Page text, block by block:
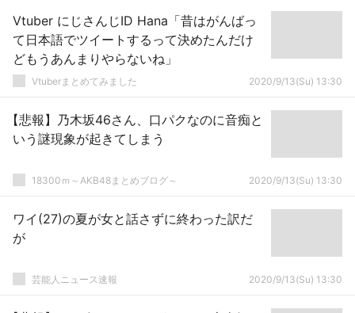
Vtuber にじさんじID Hana「昔はがんばっ
て日本語でツイートするって決めたんだけ
どもうあんまりやらないね」
Vtuberまとめてみました 2020/9/13(Su) 13:30
【悲報】乃木坂46さん、口パクなのに音痴と
いう謎現象が起きてしまう
18300ｍ～AKB48まとめブログ～ 2020/9/13(Su) 13:30
ワイ(27)の夏が女と話さずに終わった訳だ
が
芸能人ニュース速報 2020/9/13(Su) 13:30